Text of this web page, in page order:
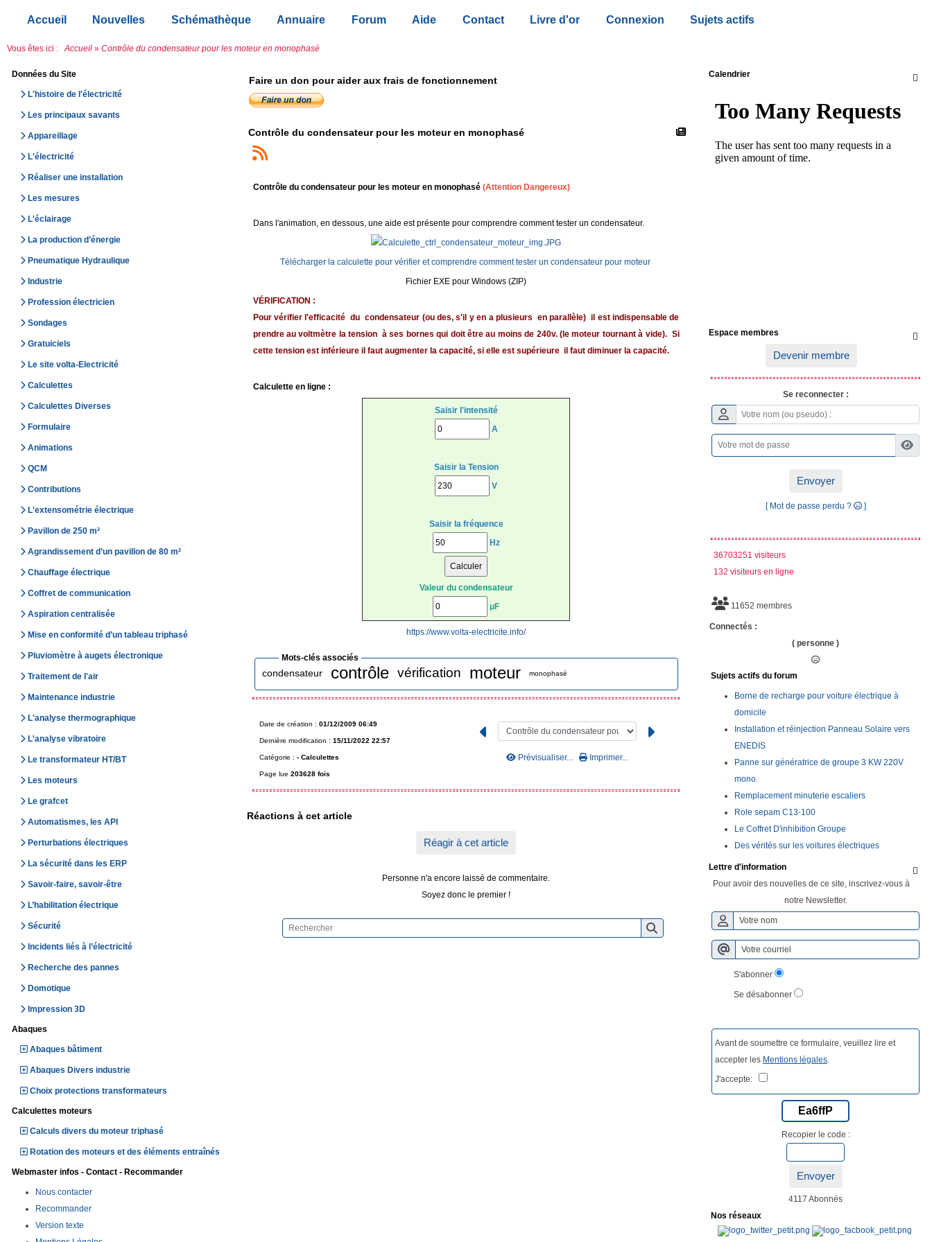
Accueil Nouvelles Schémathèque Annuaire Forum Aide Contact Livre d'or Connexion Sujets actifs
Vous êtes ici : Accueil » Contrôle du condensateur pour les moteur en monophasé
Données du Site
L'histoire de l'électricité
Les principaux savants
Appareillage
L'électricité
Réaliser une installation
Les mesures
L'éclairage
La production d’énergie
Pneumatique Hydraulique
Industrie
Profession électricien
Sondages
Gratuiciels
Le site volta-Electricité
Calculettes
Calculettes Diverses
Formulaire
Animations
QCM
Contributions
L'extensométrie électrique
Pavillon de 250 m²
Agrandissement d’un pavillon de 80 m²
Chauffage électrique
Coffret de communication
Aspiration centralisée
Mise en conformité d’un tableau triphasé
Pluviomètre à augets électronique
Traitement de l'air
Maintenance industrie
L'analyse thermographique
L'analyse vibratoire
Le transformateur HT/BT
Les moteurs
Le grafcet
Automatismes, les API
Perturbations électriques
La sécurité dans les ERP
Savoir-faire, savoir-être
L’habilitation électrique
Sécurité
Incidents liés à l’électricité
Recherche des pannes
Domotique
Impression 3D
Abaques
Abaques bâtiment
Abaques Divers industrie
Choix protections transformateurs
Calculettes moteurs
Calculs divers du moteur triphasé
Rotation des moteurs et des éléments entraînés
Webmaster infos - Contact - Recommander
Nous contacter
Recommander
Version texte
Faire un don pour aider aux frais de fonctionnement
Contrôle du condensateur pour les moteur en monophasé
Contrôle du condensateur pour les moteur en monophasé (Attention Dangereux)
Dans l'animation, en dessous, une aide est présente pour comprendre comment tester un condensateur.
Télécharger la calculette pour vérifier et comprendre comment tester un condensateur pour moteur
Fichier EXE pour Windows (ZIP)
VÉRIFICATION :
Pour vérifier l'efficacité du condensateur (ou des, s'il y en a plusieurs en parallèle) il est indispensable de
prendre au voltmètre la tension à ses bornes qui doit être au moins de 240v. (le moteur tournant à vide). Si
cette tension est inférieure il faut augmenter la capacité, si elle est supérieure il faut diminuer la capacité.
Calculette en ligne :
Saisir l'intensité
A
Saisir la Tension
V
Saisir la fréquence
Hz
Valeur du condensateur
μF
https://www.volta-electricite.info/
Mots-clés associés
condensateur contrôle vérification moteur monophasé
Date de création : 01/12/2009 06:49
Dernière modification : 15/11/2022 22:57
Catégorie : - Calculettes
Page lue 203628 fois
Prévisualiser... Imprimer...
Réactions à cet article
Réagir à cet article
Personne n'a encore laissé de commentaire.
Soyez donc le premier !

Calendrier

Espace membres
Devenir membre
Se reconnecter :
Envoyer
[ Mot de passe perdu ? ]
36703251 visiteurs
132 visiteurs en ligne
11652 membres
Connectés :
( personne )
Sujets actifs du forum
Borne de recharge pour voiture électrique à
domicile
Installation et réinjection Panneau Solaire vers
ENEDIS
Panne sur génératrice de groupe 3 KW 220V
mono.
Remplacement minuterie escaliers
Role sepam C13-100
Le Coffret D'inhibition Groupe
Des vérités sur les voitures électriques

Lettre d'information
Pour avoir des nouvelles de ce site, inscrivez-vous à
notre Newsletter.
S'abonner
Se désabonner
Avant de soumettre ce formulaire, veuillez lire et
accepter les Mentions légales
J'accepte:
Ea6ffP
Recopier le code :
Envoyer
4117 Abonnés
Nos réseaux